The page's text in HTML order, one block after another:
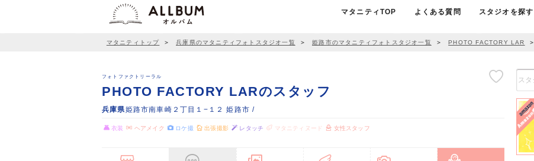
マタニティTOP よくある質問 スタジオを探す
マタニティトップ ＞ 兵庫県のマタニティフォトスタジオ一覧 ＞ 姫路市のマタニティフォトスタジオ一覧 ＞ PHOTO FACTORY LAR ＞
フォトファクトリーラル
PHOTO FACTORY LARのスタッフ
兵庫県姫路市南車崎２丁目１−１２ 姫路市 /
衣装 ヘアメイク ロケ撮 出張撮影 レタッチ マタニティヌード 女性スタッフ